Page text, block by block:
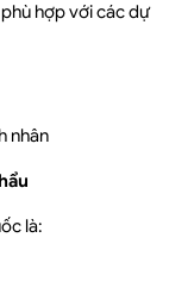
hợp với các dự
nhân
là: